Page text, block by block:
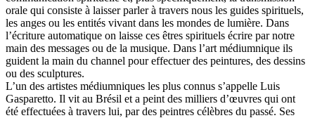
orale qui consiste à laisser parler à travers nous les guides spirituels,
les anges ou les entités vivant dans les mondes de lumière. Dans
l’écriture automatique on laisse ces êtres spirituels écrire par notre
main des messages ou de la musique. Dans l’art médiumnique ils
guident la main du channel pour effectuer des peintures, des dessins
ou des sculptures.
L’un des artistes médiumniques les plus connus s’appelle Luis
Gasparetto. Il vit au Brésil et a peint des milliers d’œuvres qui ont
été effectuées à travers lui, par des peintres célèbres du passé. Ses